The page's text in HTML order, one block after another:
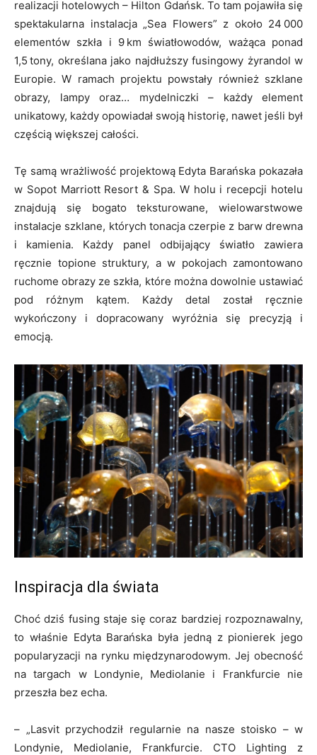
realizacji hotelowych – Hilton Gdańsk. To tam pojawiła się
spektakularna instalacja „Sea Flowers” z około 24 000
elementów szkła i 9 km światłowodów, ważąca ponad
1,5 tony, określana jako najdłuższy fusingowy żyrandol w
Europie. W ramach projektu powstały również szklane
obrazy, lampy oraz… mydelniczki – każdy element
unikatowy, każdy opowiadał swoją historię, nawet jeśli był
częścią większej całości.
Tę samą wrażliwość projektową Edyta Barańska pokazała
w Sopot Marriott Resort & Spa. W holu i recepcji hotelu
znajdują się bogato teksturowane, wielowarstwowe
instalacje szklane, których tonacja czerpie z barw drewna
i kamienia. Każdy panel odbijający światło zawiera
ręcznie topione struktury, a w pokojach zamontowano
ruchome obrazy ze szkła, które można dowolnie ustawiać
pod różnym kątem. Każdy detal został ręcznie
wykończony i dopracowany wyróżnia się precyzją i
emocją.
Inspiracja dla świata
Choć dziś fusing staje się coraz bardziej rozpoznawalny,
to właśnie Edyta Barańska była jedną z pionierek jego
popularyzacji na rynku międzynarodowym. Jej obecność
na targach w Londynie, Mediolanie i Frankfurcie nie
przeszła bez echa.
– „Lasvit przychodził regularnie na nasze stoisko – w
Londynie, Mediolanie, Frankfurcie. CTO Lighting z